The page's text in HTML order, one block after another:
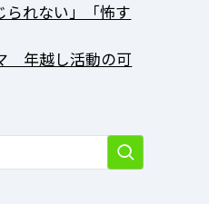
られない」「怖す
年越し活動の可